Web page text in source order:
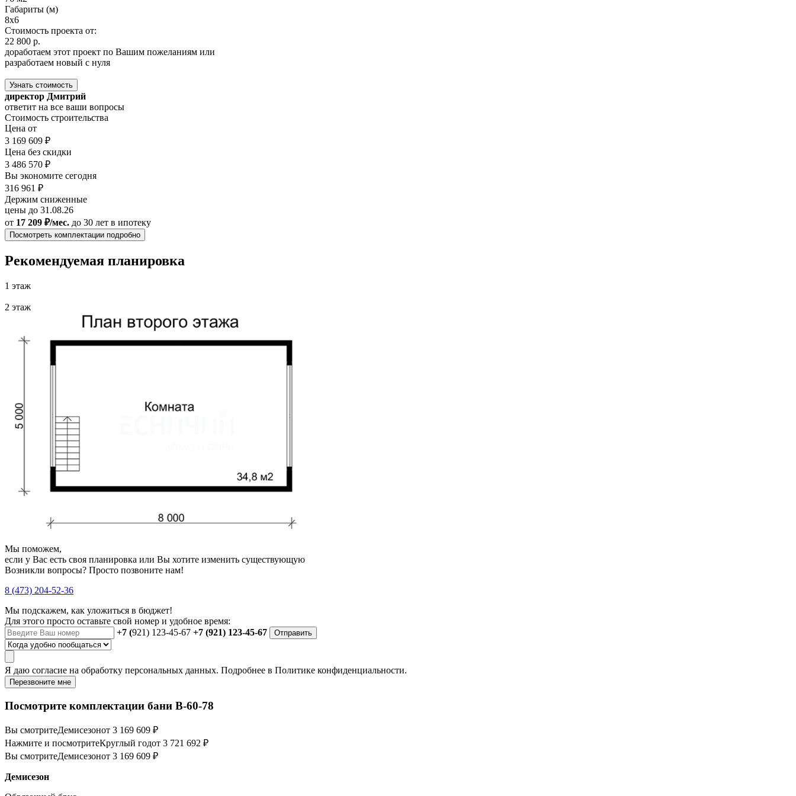
Габариты (м)
8x6
Стоимость проекта от:
22 800 р.
доработаем этот проект по Вашим пожеланиям или
разработаем новый с нуля
Узнать стоимость
директор Дмитрий
ответит на все ваши вопросы
Стоимость строительства
Цена от
3 169 609 ₽
Цена без скидки
3 486 570 ₽
Вы экономите сегодня
316 961 ₽
Держим сниженные
цены до 31.08.26
от 17 209 ₽/мес. до 30 лет в ипотеку
Посмотреть комплектации подробно
Рекомендуемая планировка
1 этаж
2 этаж
Мы поможем,
если у Вас есть своя планировка или Вы хотите изменить существующую
Возникли вопросы? Просто позвоните нам!
8 (473) 204-52-36
Мы подскажем, как уложиться в бюджет!
Для этого просто оставьте свой номер и удобное время:
+7 (921) 123-45-67 +7 (921) 123-45-67 Отправить
Я даю согласие на обработку персональных данных. Подробнее в Политике конфиденциальности.
Перезвоните мне
Посмотрите комплектации бани B-60-78
Вы смотритеДемисезонот 3 169 609 ₽
Нажмите и посмотритеКруглый годот 3 721 692 ₽
Вы смотритеДемисезонот 3 169 609 ₽
Демисезон